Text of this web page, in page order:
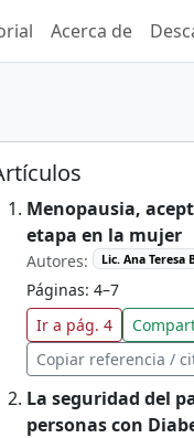
Acerca de
Menopausia,
etapa en la mujer
Autores: Lic. Ana Teresa
Páginas: 4–7
Ir a pág. 4
Copiar referencia /
La seguridad del
personas con